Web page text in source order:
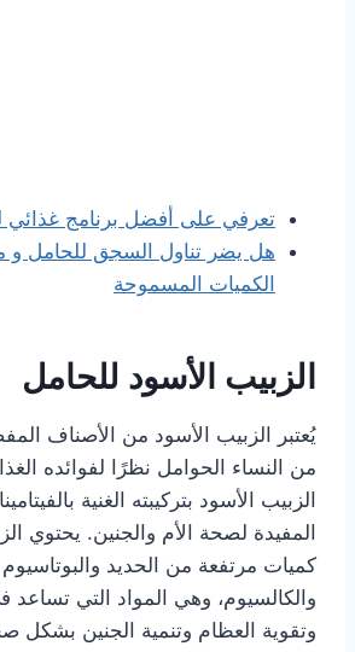
تعرفي على أفضل برنامج غذائي
هل يضر تناول السجق للحامل و
الكميات المسموحة
الزبيب الأسود للحامل
يُعتبر الزبيب الأسود من الأصناف
من النساء الحوامل نظرًا لفوائده
الزبيب الأسود بتركيبته الغنية
المفيدة لصحة الأم والجنين. يحتوي
كميات مرتفعة من الحديد
والكالسيوم، وهي المواد التي
وتقوية العظام وتنمية الجنين بشكل